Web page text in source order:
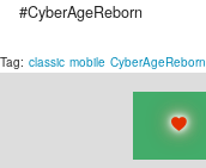
#CyberAgeReborn
Tag: classic mobile CyberAgeReborn